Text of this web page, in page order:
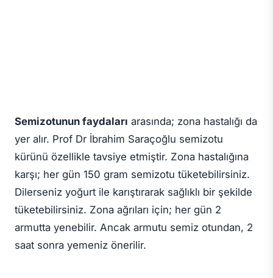
Semizotunun faydaları arasında; zona hastalığı da
yer alır. Prof Dr İbrahim Saraçoğlu semizotu
kürünü özellikle tavsiye etmiştir. Zona hastalığına
karşı; her gün 150 gram semizotu tüketebilirsiniz.
Dilerseniz yoğurt ile karıştırarak sağlıklı bir şekilde
tüketebilirsiniz. Zona ağrıları için; her gün 2
armutta yenebilir. Ancak armutu semiz otundan, 2
saat sonra yemeniz önerilir.